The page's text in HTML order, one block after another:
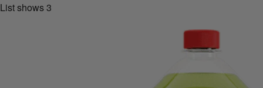
List shows3